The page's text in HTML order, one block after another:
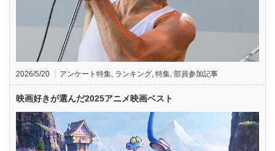
2026/5/20 アンケート特集 ランキング 特集 部員参加記事
映画好きが選んだ2025アニメ映画ベスト